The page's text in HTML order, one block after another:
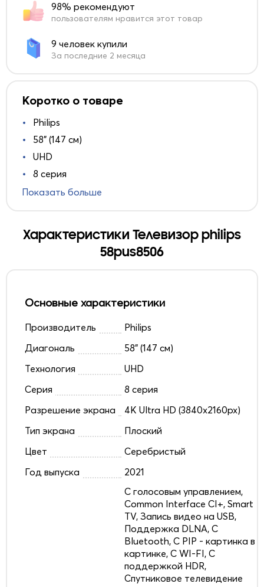
98% рекомендуют
пользователям нравится этот товар
9 человек купили
За последние 2 месяца
Коротко о товаре
Philips
58" (147 см)
UHD
8 серия
Показать больше
Характеристики Телевизор philips
58pus8506
Основные характеристики
Производитель
Philips
Диагональ
58" (147 см)
Технология
UHD
Серия
8 серия
Разрешение экрана
4K Ultra HD (3840x2160px)
Тип экрана
Плоский
Цвет
Серебристый
Год выпуска
2021
C голосовым управлением,
Common Interface CI+, Smart
TV, Запись видео на USB,
Поддержка DLNA, С
Bluetooth, С PIP - картинка в
картинке, С WI-FI, С
поддержкой HDR,
Спутниковое телевидение